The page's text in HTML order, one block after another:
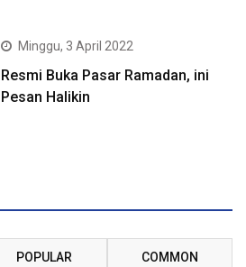
Minggu, 3 April 2022
Resmi Buka Pasar Ramadan, ini
Pesan Halikin
POPULAR COMMON